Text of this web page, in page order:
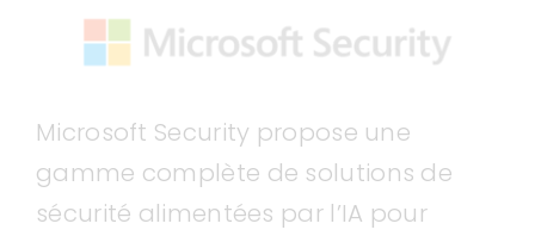
Microsoft Security propose une
gamme complète de solutions de
sécurité alimentées par l’IA pour